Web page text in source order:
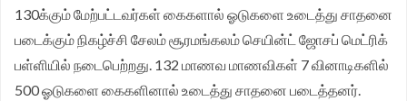
130க்கும் மேற்பட்டவர்கள் கைகளால் ஓடுகளை உடைத்து சாதனை
படைக்கும் நிகழ்ச்சி சேலம் சூரமங்கலம் செயின்ட் ஜோசப் மெட்ரிக்
பள்ளியில் நடைபெற்றது. 132 மாணவ மாணவிகள் 7 வினாடிகளில்
500 ஓடுகளை கைகளினால் உடைத்து சாதனை படைத்தனர்.